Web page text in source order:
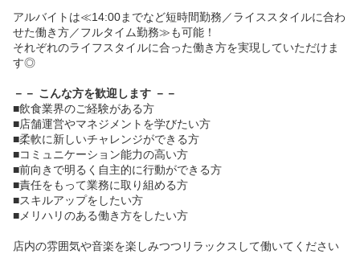
アルバイトは≪14:00までなど短時間勤務／ライススタイルに合わ
せた働き方／フルタイム勤務≫も可能！
それぞれのライフスタイルに合った働き方を実現していただけま
す◎
－－ こんな方を歓迎します －－
■飲食業界のご経験がある方
■店舗運営やマネジメントを学びたい方
■柔軟に新しいチャレンジができる方
■コミュニケーション能力の高い方
■前向きで明るく自主的に行動ができる方
■責任をもって業務に取り組める方
■スキルアップをしたい方
■メリハリのある働き方をしたい方
店内の雰囲気や音楽を楽しみつつリラックスして働いてください